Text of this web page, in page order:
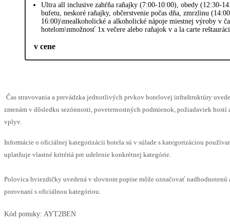
Ultra all inclusive zahŕňa raňajky (7:00-10:00), obedy (12:30-
bufetu, neskoré raňajky, občerstvenie počas dňa, zmrzlinu
16:00)\nnealkoholické a alkoholické nápoje miestnej výroby v
hotelom\nmožnosť 1x večere alebo raňajok v a la carte
v cene
Čas stravovania a prevádzka jednotlivých prvkov hotelovej infraštruktúry
zmenám v dôsledku sezónnosti, poveternostných podmienok, požiadaviek
vplyv.
Informácie o oficiálnej kategorizácii hotela sú v súlade s kategorizáciou
uplatňuje vlastné kritériá pre udelenie konkrétnej kategórie.
Polovica hviezdičky uvedená v slovnom popise môže označovať
porovnaní s oficiálnou kategóriou.
Kód ponuky: AYT2BEN